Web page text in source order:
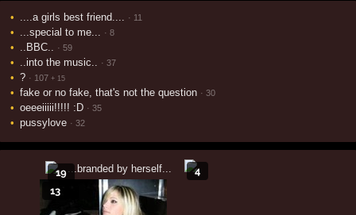
....a girls best friend.... · 11
...special to me... · 8
..BBC.. · 59
..into the music.. · 37
? · 107 + 15
fake or no fake, that's not the question · 30
oeeeiiiii!!!!! :D · 35
pussylove · 32
19
4
13